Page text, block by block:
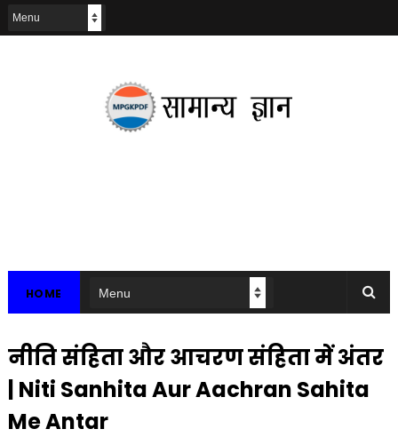
HOME
नीति संहिता और आचरण संहिता में अंतर
| Niti Sanhita Aur Aachran Sahita
Me Antar